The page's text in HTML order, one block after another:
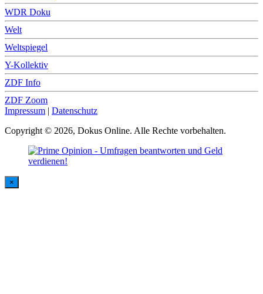
WDR Doku
Welt
Weltspiegel
Y-Kollektiv
ZDF Info
ZDF Zoom
Impressum | Datenschutz
Copyright © 2026, Dokus Online. Alle Rechte vorbehalten.
×